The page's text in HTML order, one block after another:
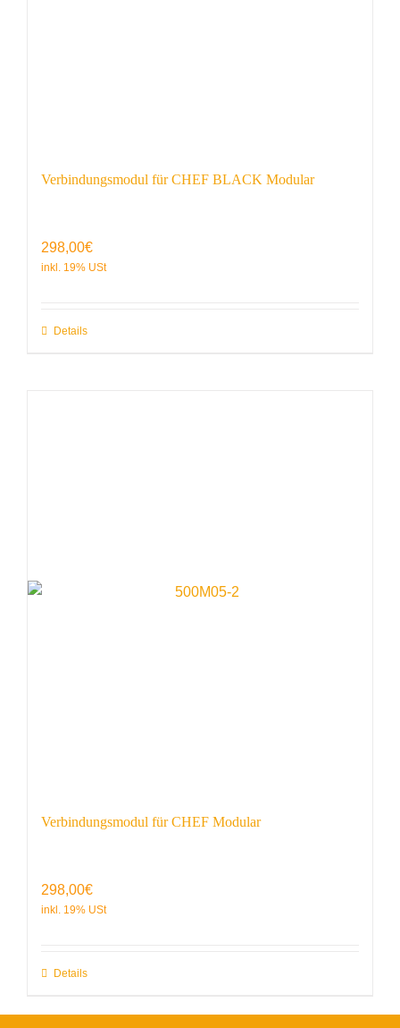
Verbindungsmodul für CHEF BLACK Modular
298,00€
Details
Verbindungsmodul für CHEF Modular
298,00€
Details